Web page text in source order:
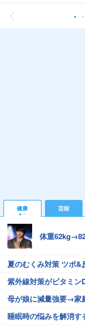
健康 芸能
体重
夏のむくみ対策 ツボ&
紫外線対策がビタミン
母が娘に減量強要→家
睡眠時の悩みを解消す